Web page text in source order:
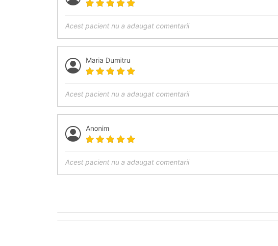
Acest pacient nu a adaugat comentarii
Maria Dumitru
Acest pacient nu a adaugat comentarii
Anonim
Acest pacient nu a adaugat comentarii